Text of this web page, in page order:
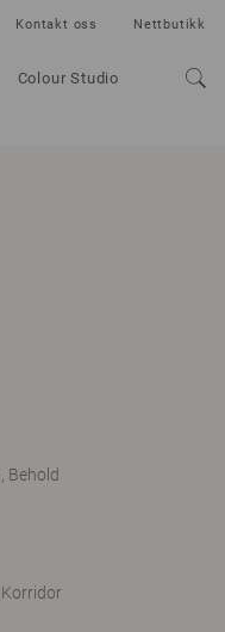
Colour Studio
Kontakt oss Nettbutikk
Behold
Korridor